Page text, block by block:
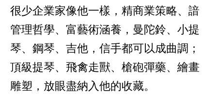
很少企業家像他一樣，精商業策略、諳
管理哲學、富藝術涵養，曼陀鈴、小提
琴、鋼琴、吉他，信手都可以成曲調；
頂級提琴、飛禽走獸、槍砲彈藥、繪畫
雕塑，放眼盡納入他的收藏。